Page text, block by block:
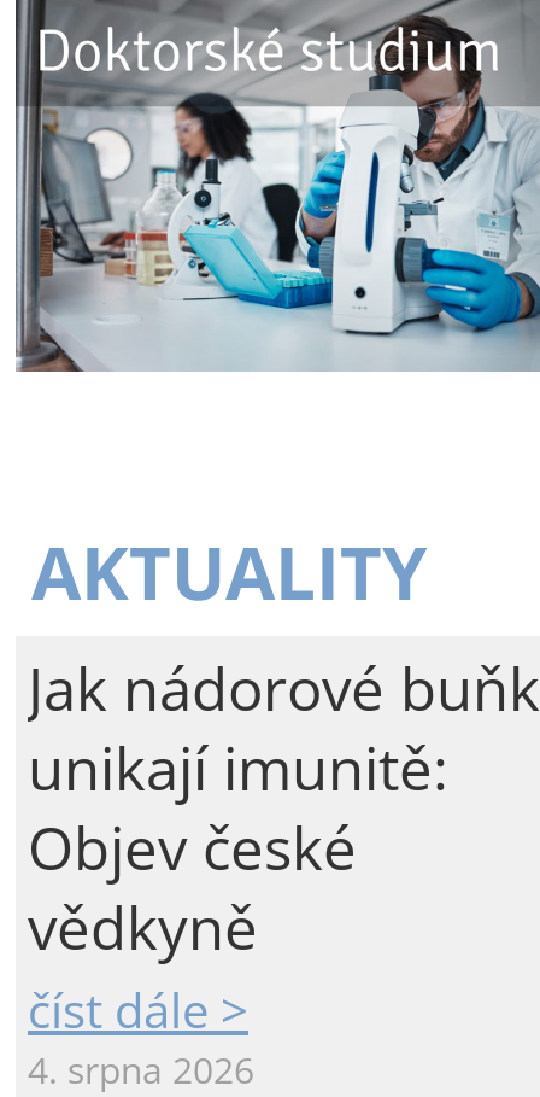
AKTUALITY
Jak nádorové
unikají imunitě:
Objev české
vědkyně
číst dále >
4. srpna 2026